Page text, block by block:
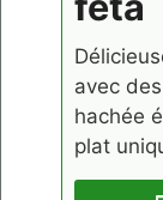
avec
hachée
plat